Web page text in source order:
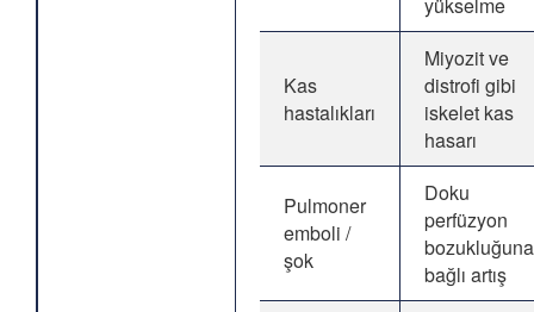
Kas
hastalıkları
Miyozit ve
distrofi gibi
iskelet kas
hasarı
Pulmoner
emboli /
şok
Doku
perfüzyon
bozukluğuna
bağlı artış